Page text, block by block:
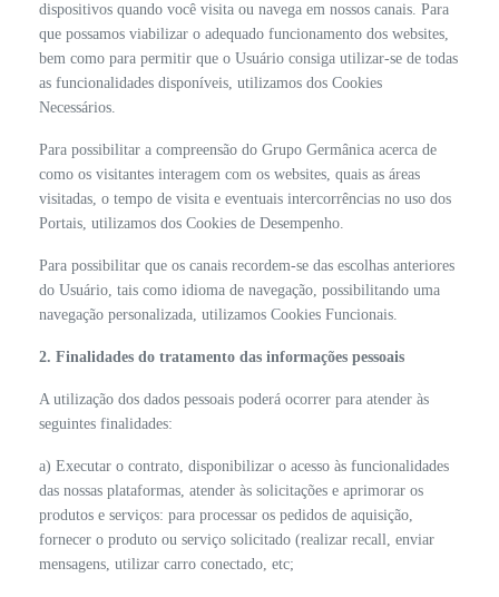
dispositivos quando você visita ou navega em nossos canais. Para
que possamos viabilizar o adequado funcionamento dos websites,
bem como para permitir que o Usuário consiga utilizar-se de todas
as funcionalidades disponíveis, utilizamos dos Cookies
Necessários.
Para possibilitar a compreensão do Grupo Germânica acerca de
como os visitantes interagem com os websites, quais as áreas
visitadas, o tempo de visita e eventuais intercorrências no uso dos
Portais, utilizamos dos Cookies de Desempenho.
Para possibilitar que os canais recordem-se das escolhas anteriores
do Usuário, tais como idioma de navegação, possibilitando uma
navegação personalizada, utilizamos Cookies Funcionais.
2. Finalidades do tratamento das informações pessoais
A utilização dos dados pessoais poderá ocorrer para atender às
seguintes finalidades:
a) Executar o contrato, disponibilizar o acesso às funcionalidades
das nossas plataformas, atender às solicitações e aprimorar os
produtos e serviços: para processar os pedidos de aquisição,
fornecer o produto ou serviço solicitado (realizar recall, enviar
mensagens, utilizar carro conectado, etc;